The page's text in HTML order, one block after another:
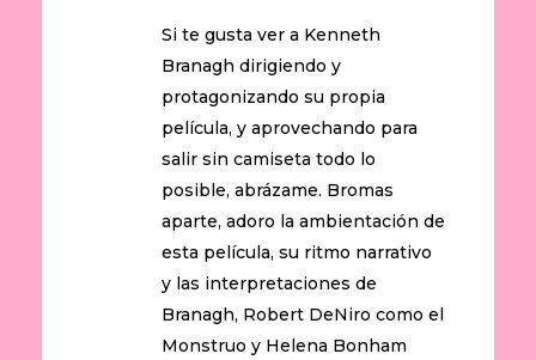
Si te gusta ver a Kenneth
Branagh dirigiendo y
protagonizando su propia
película, y aprovechando para
salir sin camiseta todo lo
posible, abrázame. Bromas
aparte, adoro la ambientación de
esta película, su ritmo narrativo
y las interpretaciones de
Branagh, Robert DeNiro como el
Monstruo y Helena Bonham